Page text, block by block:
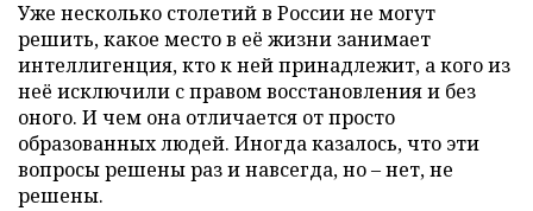
Уже несколько столетий в России не могут
решить, какое место в её жизни занимает
интеллигенция, кто к ней принадлежит, а кого из
неё исключили с правом восстановления и без
оного. И чем она отличается от просто
образованных людей. Иногда казалось, что эти
вопросы решены раз и навсегда, но – нет, не
решены.